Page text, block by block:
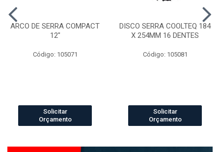
ARCO DE SERRA COMPACT
12"
Código: 105071
Solicitar
Orçamento
DISCO SERRA COOLTEQ 184
X 254MM 16 DENTES
Código: 105081
Solicitar
Orçamento